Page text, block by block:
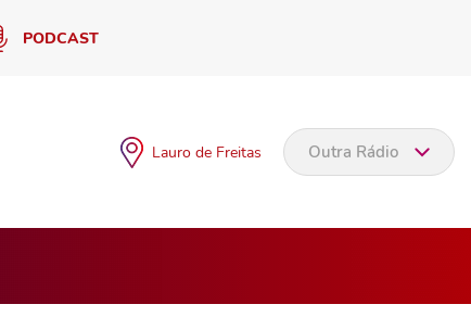
PODCAST
Lauro de Freitas Outra Rádio